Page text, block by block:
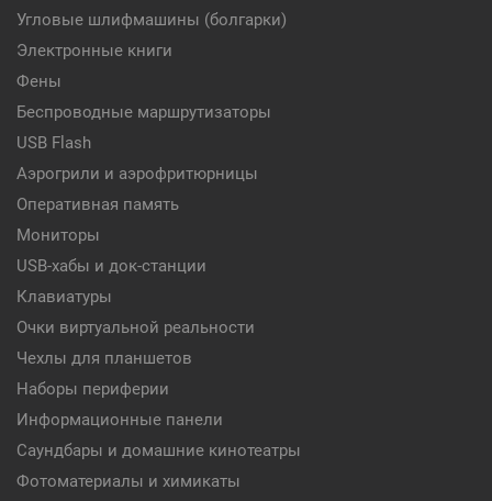
Угловые шлифмашины (болгарки)
Электронные книги
Фены
Беспроводные маршрутизаторы
USB Flash
Аэрогрили и аэрофритюрницы
Оперативная память
Мониторы
USB-хабы и док-станции
Клавиатуры
Очки виртуальной реальности
Чехлы для планшетов
Наборы периферии
Информационные панели
Саундбары и домашние кинотеатры
Фотоматериалы и химикаты